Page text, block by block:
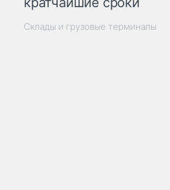
Склады и грузовые терминалы